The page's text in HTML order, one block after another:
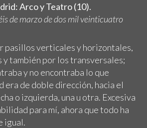
Arco y Teatro (10).
de marzo de dos mil veinticuatro
pasillos verticales y horizontales,
también por los transversales;
y no encontraba lo que
era de doble dirección, hacia el
o izquierda, una u otra. Excesiva
para mí, ahora que todo ha
igual.